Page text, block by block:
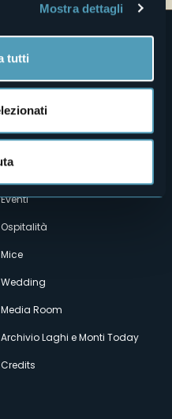
Mostra dettagli
tutti
Enogastronomia
Eventi
Ospitalità
Mice
Wedding
Media Room
Archivio Laghi e Monti Today
Credits